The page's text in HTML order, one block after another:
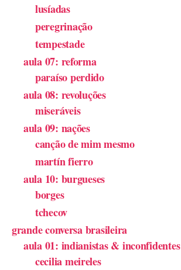
lusíadas
peregrinação
tempestade
aula 07: reforma
paraíso perdido
aula 08: revoluções
miseráveis
aula 09: nações
canção de mim mesmo
martín fierro
aula 10: burgueses
borges
tchecov
grande conversa brasileira
aula 01: indianistas & inconfidentes
cecilia meireles